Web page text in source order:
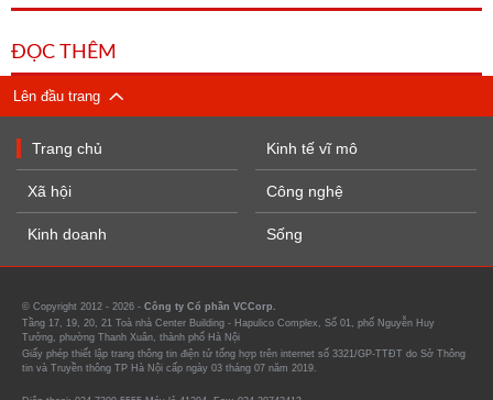
ĐỌC THÊM
Lên đầu trang
Trang chủ
Xã hội
Kinh doanh
Kinh tế vĩ mô
Công nghệ
Sống
© Copyright 2012 - 2026 - Công ty Cổ phần VCCorp.
Tầng 17, 19, 20, 21 Toà nhà Center Building - Hapulico Complex, Số 01, phố Nguyễn Huy
Tưởng, phường Thanh Xuân, thành phố Hà Nội
Giấy phép thiết lập trang thông tin điện tử tổng hợp trên internet số 3321/GP-TTĐT do Sở Thông
tin và Truyền thông TP Hà Nội cấp ngày 03 tháng 07 năm 2019.